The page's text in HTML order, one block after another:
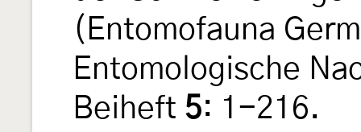
(Entomofauna
Entomologische
Beiheft 5: 1-216.